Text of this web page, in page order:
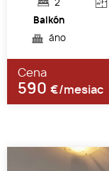
2
Balkón
áno
Cena
590 €/mesiac